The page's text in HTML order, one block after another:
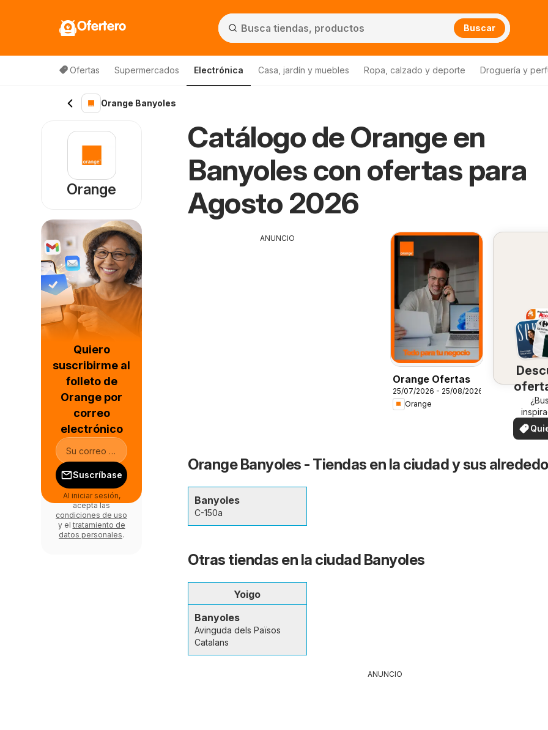
Ofertero Buscar
Ofertas Supermercados Electrónica Casa, jardín y muebles Ropa, calzado y deporte Droguería y
Orange Banyoles
Catálogo de Orange en
Banyoles con ofertas para
Agosto 2026
ANUNCIO
Orange Ofertas
25/07/2026 - 25/08/2026
Orange
su
¡Vea
en su
ver
Orange Banyoles - Tiendas en la ciudad y sus
Banyoles
C-150a
Otras tiendas en la ciudad Banyoles
Yoigo
Banyoles
Avinguda dels Països
Catalans
ANUNCIO
Orange
Quiero
suscribirme al
folleto de
Orange por
correo
electrónico
Suscríbase
Al iniciar sesión,
acepta las
condiciones de uso
y el tratamiento de
datos personales.